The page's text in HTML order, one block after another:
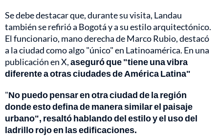
Se debe destacar que, durante su visita, Landau
también se refirió a Bogotá y a su estilo arquitectónico.
El funcionario, mano derecha de Marco Rubio, destacó
a la ciudad como algo "único" en Latinoamérica. En una
publicación en X,aseguró que "tiene una vibra
diferente a otras ciudades de América Latina"
"No puedo pensar en otra ciudad de la región
donde esto defina de manera similar el paisaje
urbano", resaltó hablando del estilo y el uso del
ladrillo rojo en las edificaciones.